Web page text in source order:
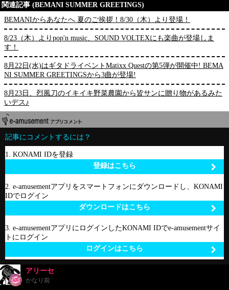
関連記事 (BEMANI SUMMER GREETINGS)
BEMANIからあなたへ 夏のご挨拶！8/30（木）より登場！
8/23（木）よりpop'n music、SOUND VOLTEXにも楽曲が登場しま
す！
8月22日(水)はギタドライベントMatixx Questの第5弾が開催中! BEMA
NI SUMMER GREETINGSから3曲が登場!
8月23日、烈風刀のイキイキ野菜農園から皆サンに贈り物があるみた
いデス♪
記事にコメントするには？
1. KONAMI IDを登録
登録はこちら
2. e-amusementアプリをスマートフォンにダウンロードし、KONAMI
IDでログイン
ダウンロードはこちら
3. e-amusementアプリにログインしたKONAMI IDでe-amusementサイ
トにログイン
ログインはこちら
アリーセ
かなり前